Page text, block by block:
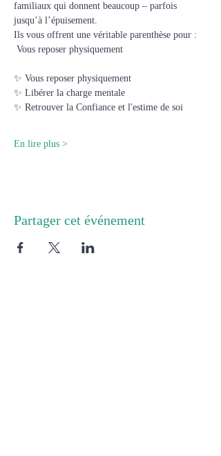
familiaux qui donnent beaucoup – parfois
jusqu’à l’épuisement.
Ils vous offrent une véritable parenthèse pour :
Vous reposer physiquement
✨ Vous reposer physiquement
✨ Libérer la charge mentale
✨ ​Retrouver la Confiance et l'estime de soi
En lire plus >
Partager cet événement